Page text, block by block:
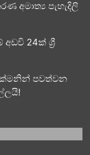
අමාත්‍ය පැහැදිලි
24ක් ශ්‍රී
පවත්වන